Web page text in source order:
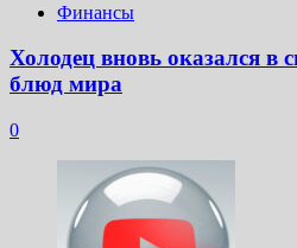
Финансы
Холодец вновь оказался в
блюд мира
0